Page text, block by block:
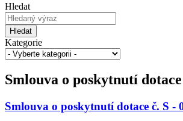
Hledat
Hledat
Kategorie
Smlouva o poskytnutí dotace
Smlouva o poskytnutí dotace č. S -